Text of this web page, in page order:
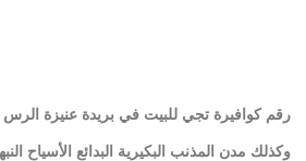
رقم كوافيرة تجي للبيت في بريدة عنيزة الرس
وكذلك مدن المذنب البكيرية البدائع الأسياح